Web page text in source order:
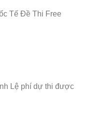
Tế Đề Thi Free
Lệ phí dự thi được